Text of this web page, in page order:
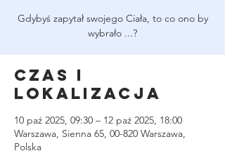
Gdybyś zapytał swojego Ciała, to co ono by
wybrało ...?
Czas i
lokalizacja
10 paź 2025, 09:30 – 12 paź 2025, 18:00
Warszawa, Sienna 65, 00-820 Warszawa,
Polska